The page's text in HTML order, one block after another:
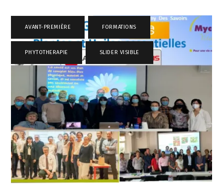
AVANT-PREMIÈRE , FORMATIONS ,
PHYTOTHERAPIE SLIDER VISIBLE